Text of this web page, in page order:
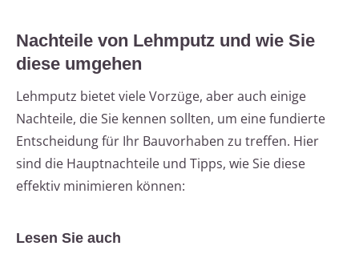
Nachteile von Lehmputz und wie Sie
diese umgehen
Lehmputz bietet viele Vorzüge, aber auch einige
Nachteile, die Sie kennen sollten, um eine fundierte
Entscheidung für Ihr Bauvorhaben zu treffen. Hier
sind die Hauptnachteile und Tipps, wie Sie diese
effektiv minimieren können:
Lesen Sie auch